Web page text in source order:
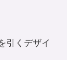
引くデザイ